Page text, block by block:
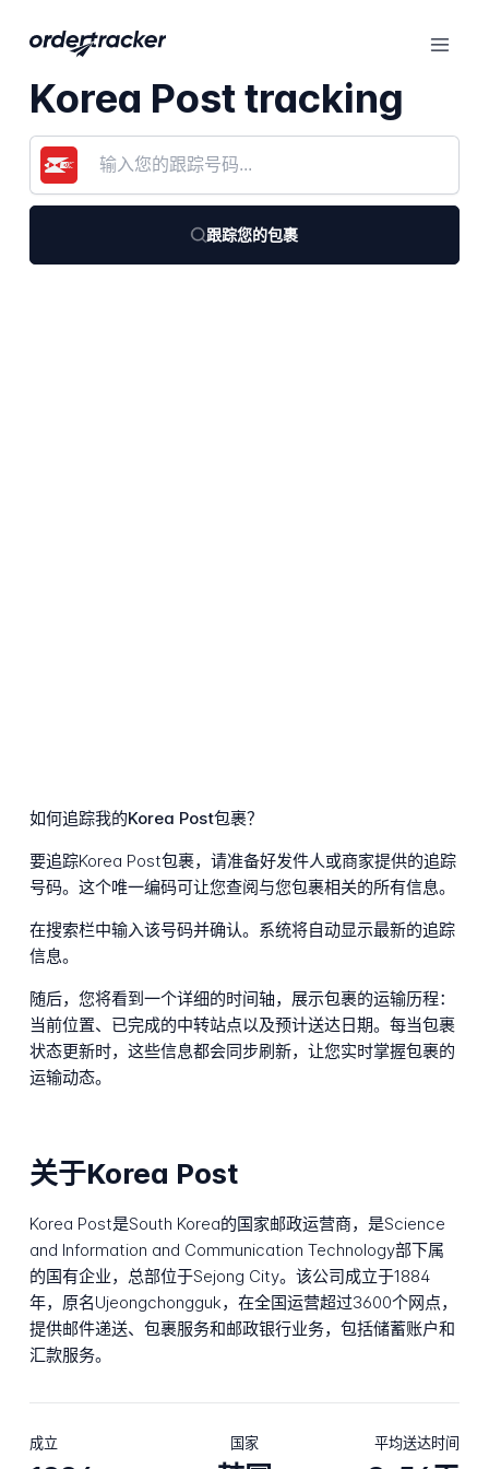
Korea Post tracking
跟踪您的包裹
如何追踪我的Korea Post包裹？
要追踪Korea Post包裹，请准备好发件人或商家提供的追踪
号码。这个唯一编码可让您查阅与您包裹相关的所有信息。
在搜索栏中输入该号码并确认。系统将自动显示最新的追踪
信息。
随后，您将看到一个详细的时间轴，展示包裹的运输历程：
当前位置、已完成的中转站点以及预计送达日期。每当包裹
状态更新时，这些信息都会同步刷新，让您实时掌握包裹的
运输动态。
关于Korea Post
Korea Post是South Korea的国家邮政运营商，是Science
and Information and Communication Technology部下属
的国有企业，总部位于Sejong City。该公司成立于1884
年，原名Ujeongchongguk，在全国运营超过3600个网点，
提供邮件递送、包裹服务和邮政银行业务，包括储蓄账户和
汇款服务。
成立 国家 平均送达时间